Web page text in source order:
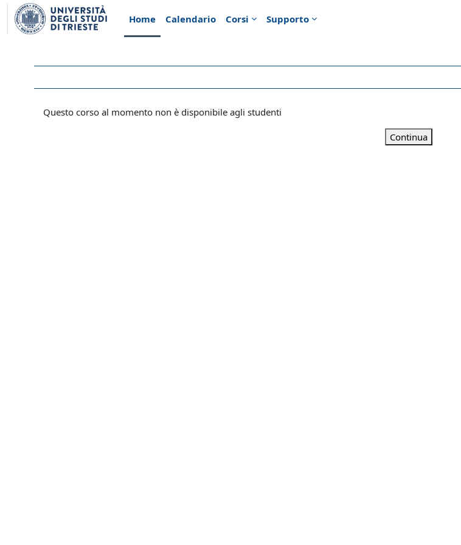
Vai al contenuto principale
Home
Calendario Corsi Supporto
Questo corso al momento non è disponibile agli studenti
Continua